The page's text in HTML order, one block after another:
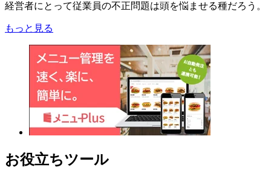
経営者にとって従業員の不正問題は頭を悩ませる種だろう。
もっと見る
お役立ちツール